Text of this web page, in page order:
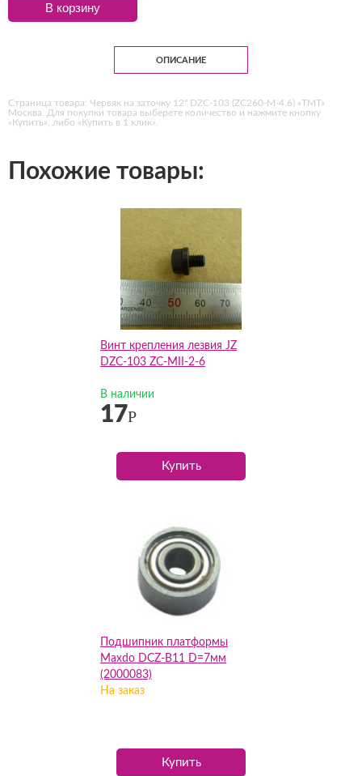
В корзину
ОПИСАНИЕ
Страница товара: Червяк на заточку 12" DZC-103 (ZC260-M-4.6) «ТМТ»
Москва. Для покупки товара выберете количество и нажмите кнопку
«Купить», либо «Купить в 1 клик».
Похожие товары:
Винт крепления лезвия JZ
DZC-103 ZC-MII-2-6
В наличии
17Р
Купить
Подшипник платформы
Maxdo DCZ-B11 D=7мм
(2000083)
На заказ
Купить